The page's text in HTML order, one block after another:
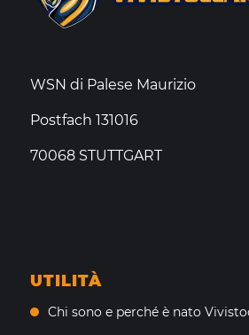
WSN di Palese Maurizio
Postfach 131016
70068 STUTTGART
UTILITÀ
Chi sono e perché è nato